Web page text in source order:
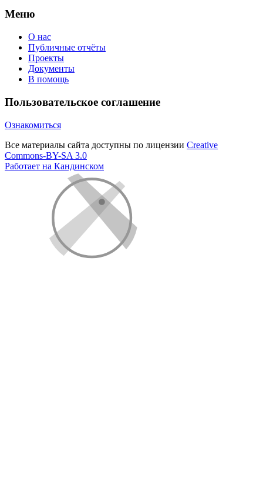
Меню
О нас
Публичные отчёты
Проекты
Документы
В помощь
Пользовательское соглашение
Ознакомиться
Все материалы сайта доступны по лицензии Creative
Commons-BY-SA 3.0
Работает на Кандинском